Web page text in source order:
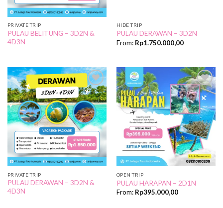
PRIVATE TRIP
PULAU BELITUNG – 3D2N &
4D3N
HIDE TRIP
PULAU DERAWAN – 3D2N
From: Rp1.750.000,00
Add to
Wishlist
PRIVATE TRIP
PULAU DERAWAN – 3D2N &
4D3N
Add to
Wishlist
OPEN TRIP
PULAU HARAPAN – 2D1N
From: Rp395.000,00